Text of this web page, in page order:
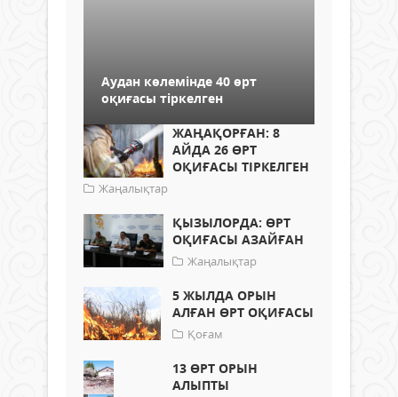
Аудан көлемінде 40 өрт
оқиғасы тіркелген
ЖАҢАҚОРҒАН: 8
АЙДА 26 ӨРТ
ОҚИҒАСЫ ТІРКЕЛГЕН
Жаңалықтар
ҚЫЗЫЛОРДА: ӨРТ
ОҚИҒАСЫ АЗАЙҒАН
Жаңалықтар
5 ЖЫЛДА ОРЫН
АЛҒАН ӨРТ ОҚИҒАСЫ
Қоғам
13 ӨРТ ОРЫН
АЛЫПТЫ